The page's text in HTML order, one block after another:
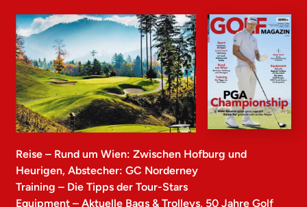
Reise – Rund um Wien: Zwischen Hofburg und
Heurigen, Abstecher: GC Norderney
Training – Die Tipps der Tour-Stars
Equipment – Aktuelle Bags & Trolleys, 50 Jahre Golf